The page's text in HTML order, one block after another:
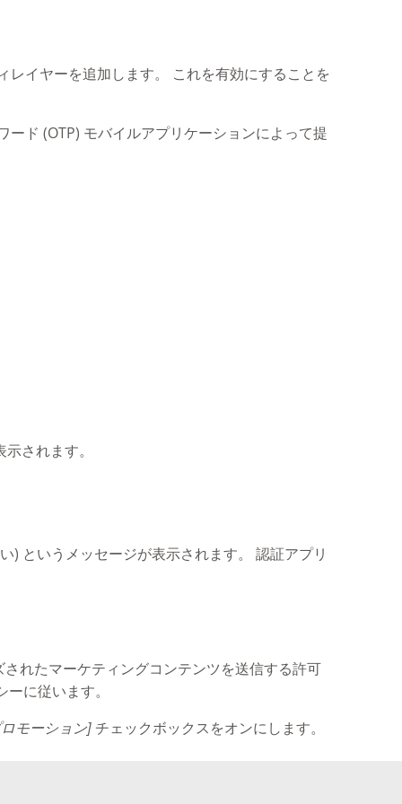
レイヤーを追加します。 これを有効にすることを
ド (OTP) モバイルアプリケーションによって提
されます。
) というメッセージが表示されます。 認証アプリ
れたマーケティングコンテンツを送信する許可
に従います。
モーション] チェックボックスをオンにします。